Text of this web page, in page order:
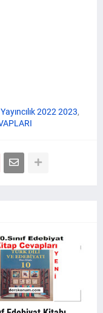
2022 2023